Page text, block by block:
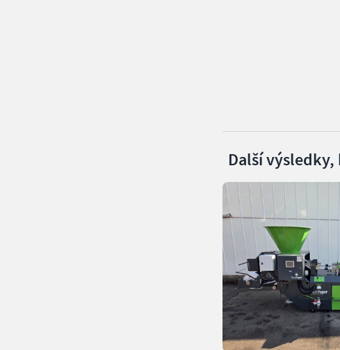
Další